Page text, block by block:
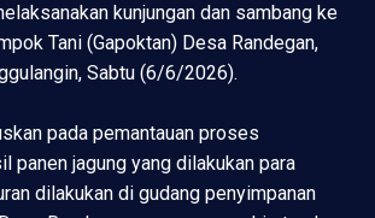
kunjungan dan sambang ke
Tani (Gapoktan) Desa Randegan,
Sabtu (6/6/2026).
pada pemantauan proses
panen jagung yang dilakukan para
dilakukan di gudang penyimpanan